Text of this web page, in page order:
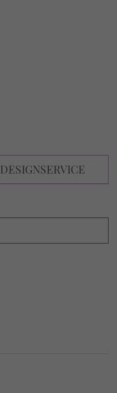
DESIGNSERVICE